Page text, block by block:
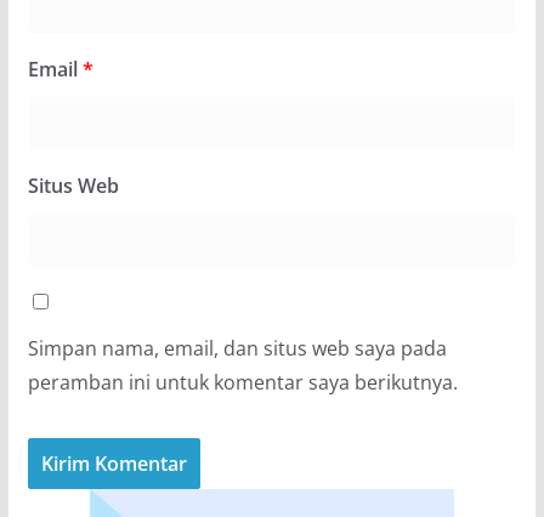
Email*
Situs Web
Simpan nama, email, dan situs web saya pada
peramban ini untuk komentar saya berikutnya.